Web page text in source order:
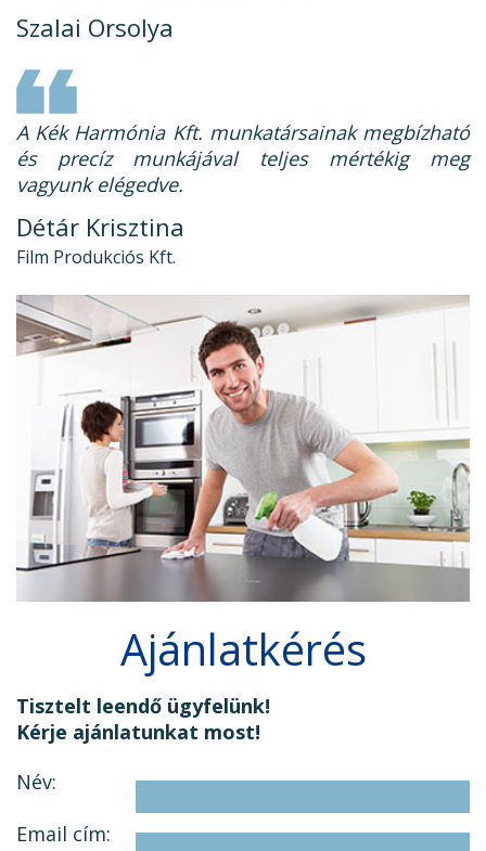
Szalai Orsolya
A Kék Harmónia Kft. munkatársainak megbízható
és precíz munkájával teljes mértékig meg
vagyunk elégedve.
Détár Krisztina
Film Produkciós Kft.
Ajánlatkérés
Tisztelt leendő ügyfelünk!
Kérje ajánlatunkat most!
Név:
Email cím: